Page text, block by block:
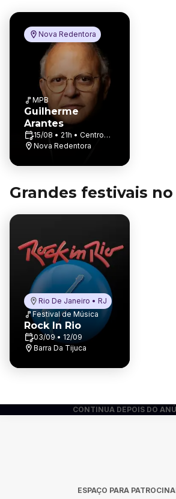
Nova Redentora
MPB
Guilherme
Arantes
15/08 • 21h • Centro
Regional De Eventos
Nova Redentora
Grandes festivais no
Rio De Janeiro • RJ
Festival de Música
Rock In Rio
03/09 • 12/09
Barra Da Tijuca
CONTINUA DEPOIS DO
ESPAÇO PARA